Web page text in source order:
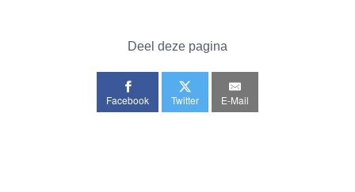
Deel deze pagina
Facebook Twitter E-Mail